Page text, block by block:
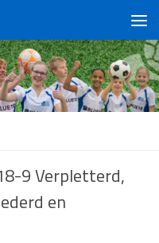
9 Verpletterd,
en